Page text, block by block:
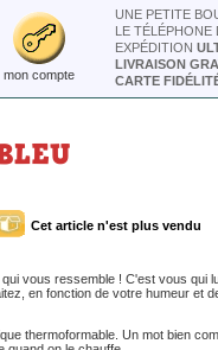
mon compte
UNE PETITE
LE TÉLÉPHONE
EXPÉDITION
LIVRAISON
CARTE
Cet article n'est plus vendu
vous ressemble ! C'est vous qui
en fonction de votre humeur et
thermoformable. Un mot bien